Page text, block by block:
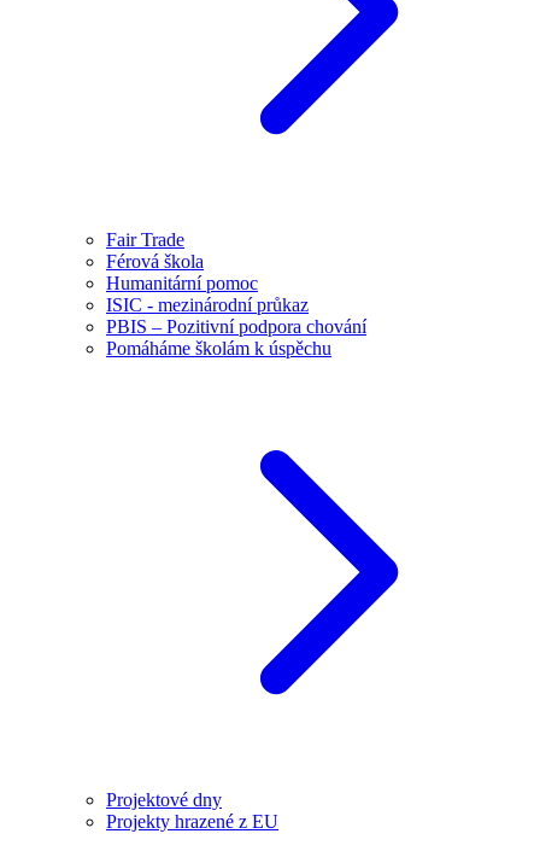
Fair Trade
Férová škola
Humanitární pomoc
ISIC - mezinárodní průkaz
PBIS – Pozitivní podpora chování
Pomáháme školám k úspěchu
Projektové dny
Projekty hrazené z EU